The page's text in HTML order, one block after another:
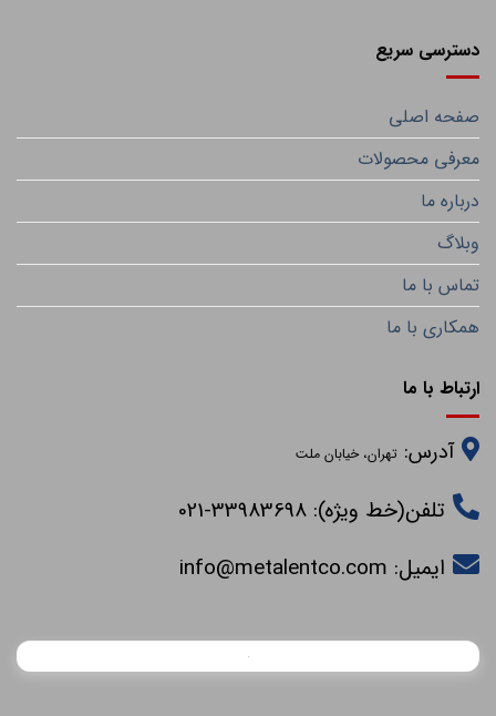
دسترسی سریع
صفحه اصلی
معرفی محصولات
درباره ما
وبلاگ
تماس با ما
همکاری با ما
ارتباط با ما
آدرس:تهران، خیابان ملت
تلفن(خط ویژه): 33983698-021
ایمیل:info@metalentco.com